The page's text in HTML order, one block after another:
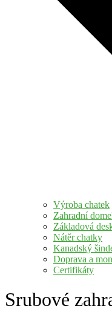
Výroba chatek
Zahradní
Základová
Nátěr chatky
Kanadský
Doprava a
Certifikáty
Srubové